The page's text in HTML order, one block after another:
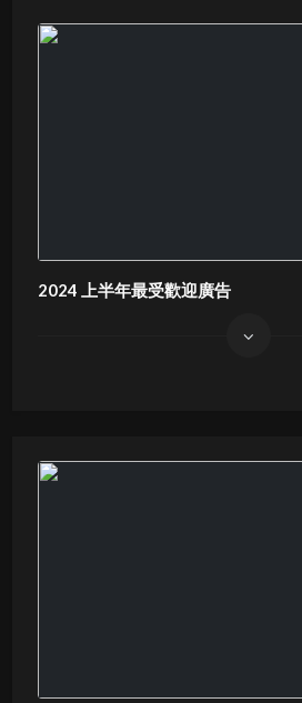
2024 上半年最受歡迎廣告